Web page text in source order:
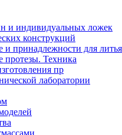
и индивидуальных ложек
конструкций
и принадлежности для литья
протезы. Техника
пр
лаборатории